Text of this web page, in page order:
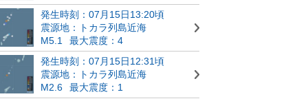
発生時刻：07月15日13:20頃
震源地：トカラ列島近海
M5.1
最大震度：4
発生時刻：07月15日12:31頃
震源地：トカラ列島近海
M2.6
最大震度：1